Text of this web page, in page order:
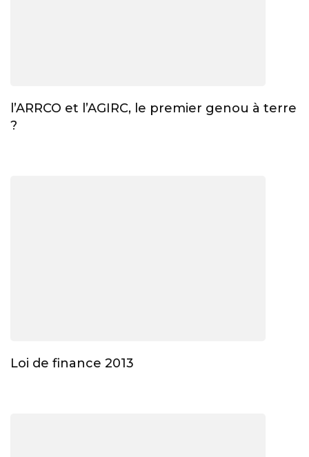
l’ARRCO et l’AGIRC, le premier genou à terre
?
Loi de finance 2013